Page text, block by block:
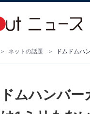
ネットの話題
ドムハンバ